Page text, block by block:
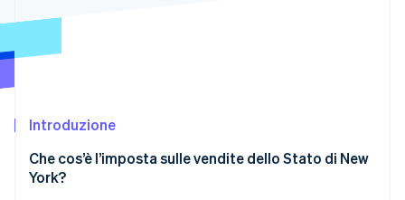
Prevenzione delle frodi
Climate
Identity
Verifica online dell'identità
Introduzione
Che cos’è l’imposta sulle vendite dello Stato di New
York?